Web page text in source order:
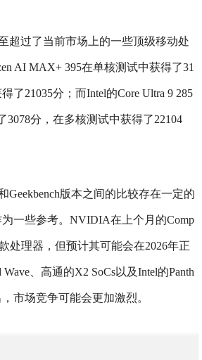
超过了当前市场上的一些顶级移动处
AI MAX+ 395在单核测试中获得了31
了21035分；而Intel的Core Ultra 9 285
3078分，在多核测试中获得了22104
Geekbench版本之间的比较存在一定的
一些参考。NVIDIA在上个月的Comp
处理器，但预计其可能会在2026年正
、高通的X2 SoCs以及Intel的Panth
市场竞争可能会更加激烈。